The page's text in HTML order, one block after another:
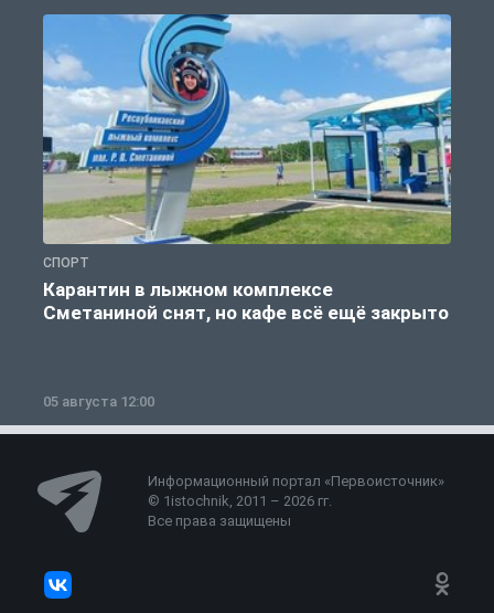
СПОРТ
Карантин в лыжном комплексе
Сметаниной снят, но кафе всё ещё закрыто
05 августа 12:00
Информационный портал «Первоисточник»
© 1istochnik, 2011 – 2026 гг.
Все права защищены